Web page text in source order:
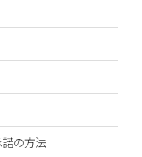
の方法